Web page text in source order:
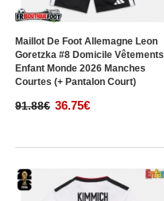
Maillot De Foot Allemagne Leon
Goretzka #8 Domicile Vêtements
Enfant Monde 2026 Manches
Courtes (+ Pantalon Court)
91.88€ 36.75€